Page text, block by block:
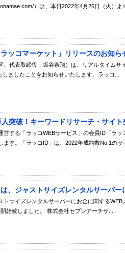
）は、本日2022年4月26日（火）よ
ッコマーケット」リリースのお知ら
、代表取締役：坂谷泰翔）は、リアルタイム
ましたことをお知らせいたします。ラッコ...
人突破！キーワードリサーチ・サイ
営する「ラッコWEBサービス」の会員ID「ラ
ます。「ラッコID」は、2022年成約数No.1のサ
、ジャストサイズレンタルサーバー
トサイズレンタルサーバーにお金に関する
始致しました。 株式会社セブンアーチザ...